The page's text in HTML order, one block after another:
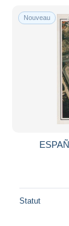
Nouveau
Statut